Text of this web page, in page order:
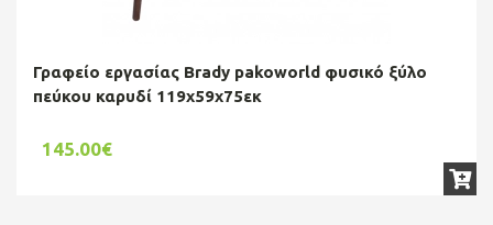
Γραφείο εργασίας Brady pakoworld φυσικό ξύλο
πεύκου καρυδί 119x59x75εκ
145.00€